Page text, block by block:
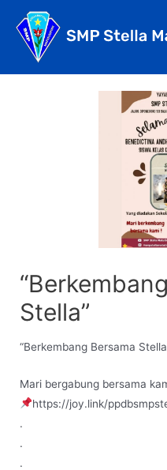
content
Stella”
“Berkembang Bersama
Mari bergabung bersama
https://joy.link/
.
.
.